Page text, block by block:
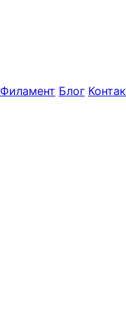
Филамент Блог